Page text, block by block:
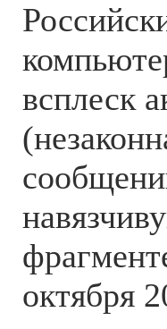
всплеск
октября